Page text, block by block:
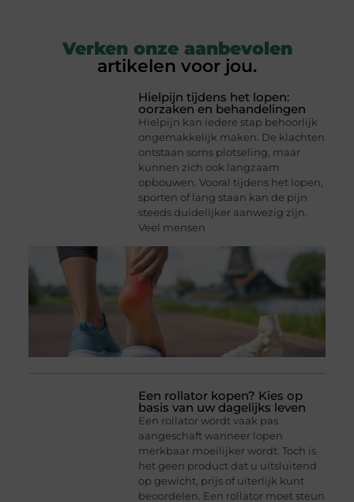
Verken onze aanbevolen
artikelen voor jou.
Hielpijn tijdens het lopen:
oorzaken en behandelingen
Hielpijn kan iedere stap behoorlijk
ongemakkelijk maken. De klachten
ontstaan soms plotseling, maar
kunnen zich ook langzaam
opbouwen. Vooral tijdens het lopen,
sporten of lang staan kan de pijn
steeds duidelijker aanwezig zijn.
Veel mensen
Een rollator kopen? Kies op
basis van uw dagelijks leven
Een rollator wordt vaak pas
aangeschaft wanneer lopen
merkbaar moeilijker wordt. Toch is
het geen product dat u uitsluitend
op gewicht, prijs of uiterlijk kunt
beoordelen. Een rollator moet steun